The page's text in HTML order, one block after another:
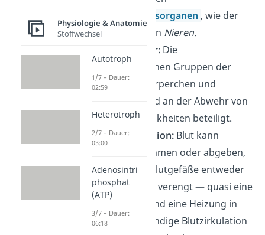
Ausscheidungsorganen , wie der
Lunge
oder den Nieren.
Immunabwehr: Die
unterschiedlichen Gruppen der
weißen Blutkörperchen und
Antikörper sind an der Abwehr von
Infektionskrankheiten beteiligt.
Wärmeregulation: Blut kann
Wärme aufnehmen oder abgeben,
indem es die Blutgefäße entweder
erweitert oder verengt — quasi eine
Klimaanlage und eine Heizung in
einem. Die ständige Blutzirkulation
Physiologie & Anatomie
Stoffwechsel
Autotroph
1/7 – Dauer:
02:59
Heterotroph
2/7 – Dauer:
03:00
Adenosintri
phosphat
(ATP)
3/7 – Dauer:
06:18